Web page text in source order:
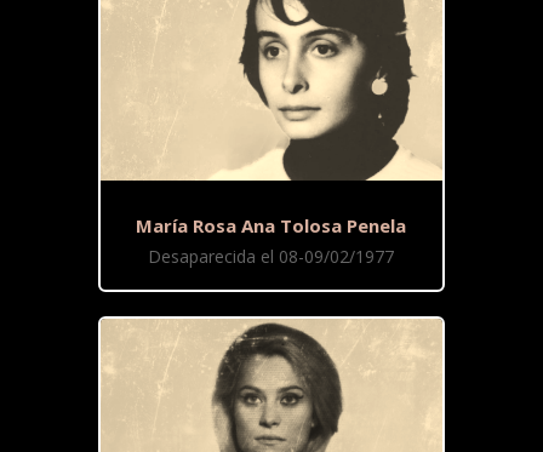
María Rosa Ana Tolosa Penela
Desaparecida el 08-09/02/1977